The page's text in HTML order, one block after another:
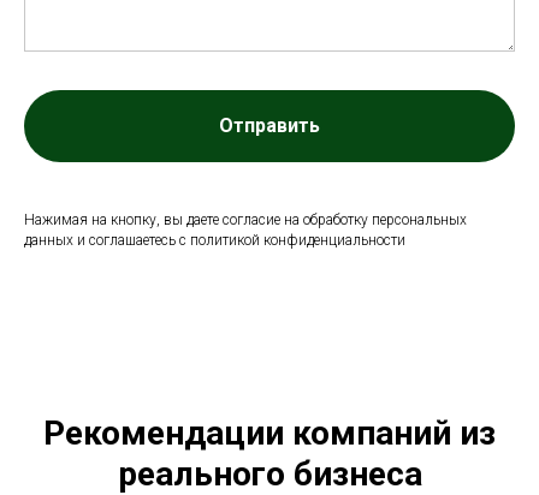
Отправить
Нажимая на кнопку, вы даете согласие на обработку персональных
данных и соглашаетесь c политикой конфиденциальности
Рекомендации компаний из
реального бизнеса